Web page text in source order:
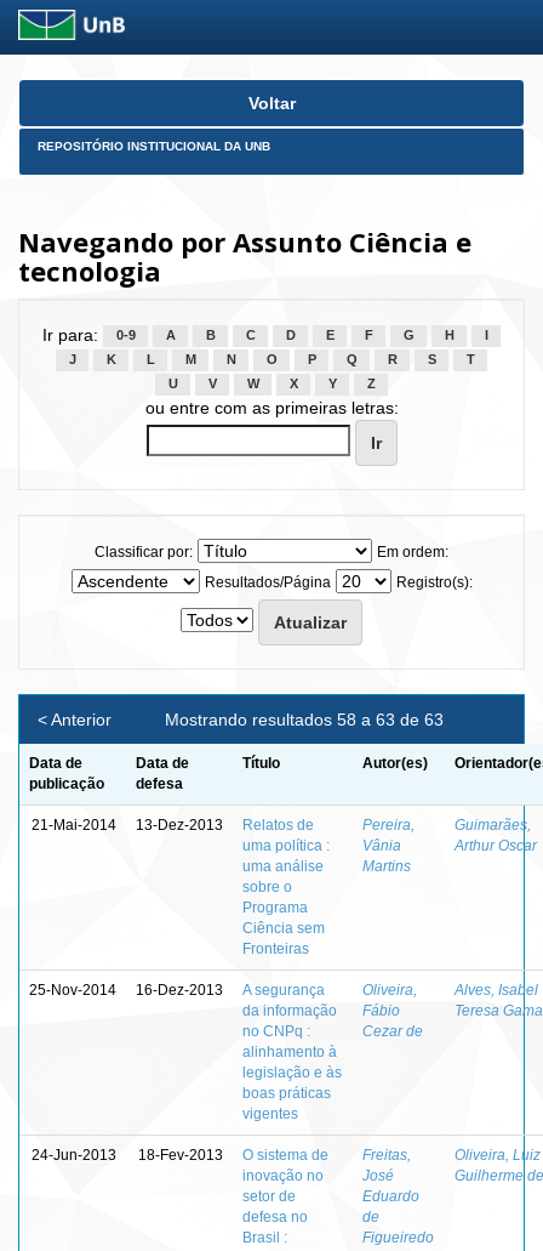
Skip
Voltar
REPOSITÓRIO INSTITUCIONAL DA UNB
Navegando por Assunto Ciência e
tecnologia
Ir para: 0-9 A B C D E F G H
J
K L M N O P Q R S
T
U
V W X Y Z
ou entre com as primeiras letras:
Classificar por:
Em ordem:
Resultados/Página
Registro(s):
Mostrando resultados 58 a 63 de 63
< Anterior
Data de
publicação
Data de
defesa
Título Autor(es)
21-Mai-2014 13-Dez-2013
Relatos de
uma política :
uma análise
sobre o
Programa
Ciência sem
Fronteiras
Pereira,
Vânia
Martins
Guimarães,
Arthur Oscar
25-Nov-2014 16-Dez-2013
A segurança
da informação
no CNPq :
alinhamento à
legislação e às
boas práticas
vigentes
Oliveira,
Fábio
Cezar de
Alves, Isabel
Teresa Gama
24-Jun-2013 18-Fev-2013
O sistema de
inovação no
setor de
defesa no
Brasil :
Freitas,
José
Eduardo
de
Figueiredo
Oliveira, Luiz
Guilherme de